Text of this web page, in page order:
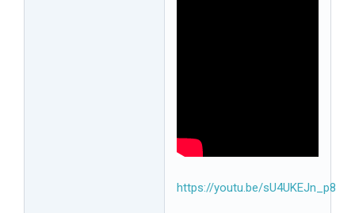
https://youtu.be/sU4UKEJn_p8